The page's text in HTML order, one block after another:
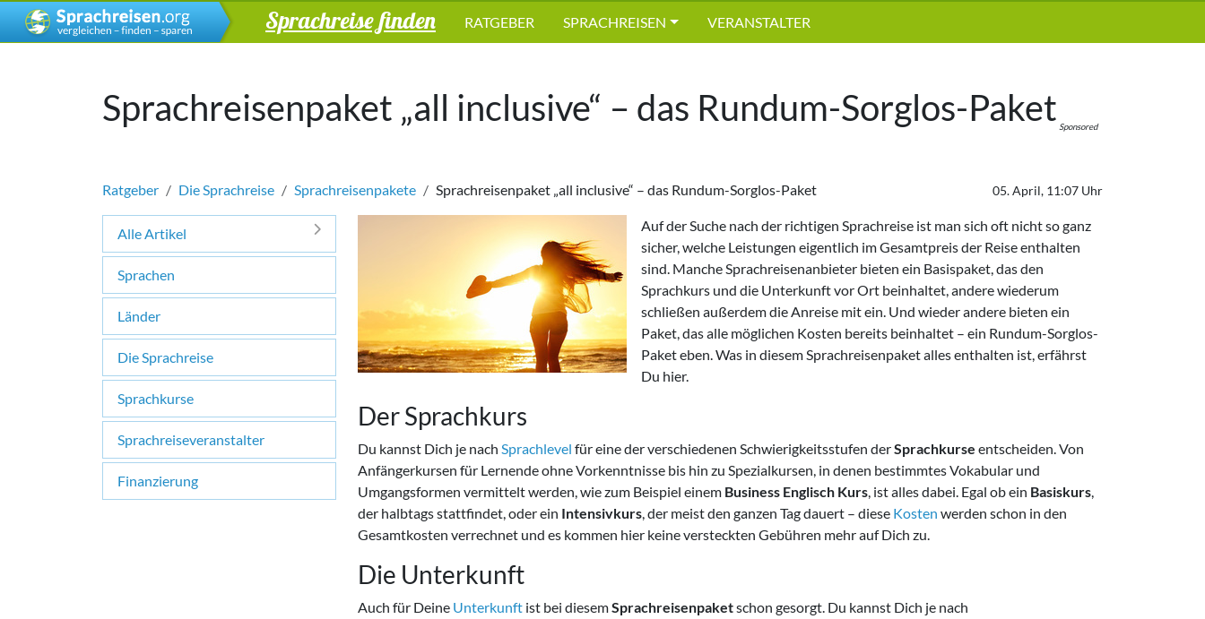
Sprachreise finden RATGEBER SPRACHREISEN VERANSTALTER
Sprachreisenpaket „all inclusive“ – das Rundum-Sorglos-Paket Sponsored
05. April, 11:07 Uhr
Ratgeber Die Sprachreise Sprachreisenpakete Sprachreisenpaket „all inclusive“ – das Rundum-Sorglos-Paket
Alle Artikel
Sprachen
Länder
Die Sprachreise
Sprachkurse
Sprachreiseveranstalter
Finanzierung
Auf der Suche nach der richtigen Sprachreise ist man sich oft nicht so ganz
sicher, welche Leistungen eigentlich im Gesamtpreis der Reise enthalten
sind. Manche Sprachreisenanbieter bieten ein Basispaket, das den
Sprachkurs und die Unterkunft vor Ort beinhaltet, andere wiederum
schließen außerdem die Anreise mit ein. Und wieder andere bieten ein
Paket, das alle möglichen Kosten bereits beinhaltet – ein Rundum-Sorglos-
Paket eben. Was in diesem Sprachreisenpaket alles enthalten ist, erfährst
Du hier.
Der Sprachkurs
Du kannst Dich je nach Sprachlevel für eine der verschiedenen Schwierigkeitsstufen derSprachkurse entscheiden. Von
Anfängerkursen für Lernende ohne Vorkenntnisse bis hin zu Spezialkursen, in denen bestimmtes Vokabular und
Umgangsformen vermittelt werden, wie zum Beispiel einem Business Englisch Kurs, ist alles dabei. Egal ob ein Basiskurs,
der halbtags stattfindet, oder ein Intensivkurs, der meist den ganzen Tag dauert – diese Kosten werden schon in den
Gesamtkosten verrechnet und es kommen hier keine versteckten Gebühren mehr auf Dich zu.
Die Unterkunft
Auch für Deine Unterkunft ist bei diesemSprachreisenpaketschon gesorgt. Du kannst Dich je nach